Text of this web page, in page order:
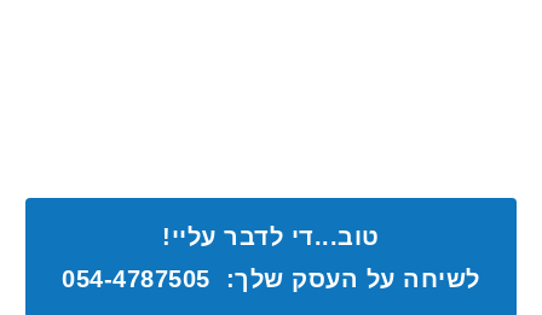
טוב...די לדבר עליי!
לשיחה על העסק שלך: 054-4787505